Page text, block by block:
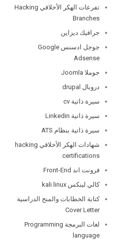
تفرعات الهكر الأخلاقي Hacking
Branches
جرافيك ديزاين
جوجل ادسنس Google
Adsense
جوملا Joomla
دروبال drupal
سيرة ذاتية cv
سيرة ذاتية Linkedin
سيرة ذاتية بنظام ATS
شهادات الهكر الأخلاقي hacking
certifications
فرونت اند Front-End
كالي لينكس kali linux
كتابة الخطابات والمنح الدراسية
Cover Letter
لغات البرمجة Programming
language